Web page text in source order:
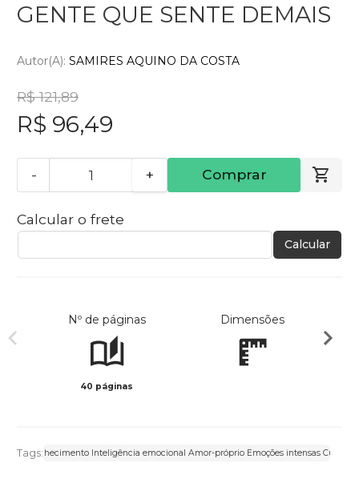
GENTE QUE SENTE DEMAIS
Autor(a): SAMIRES AQUINO DA COSTA
R$ 121,89
R$ 96,49
- + Comprar
Calcular o frete
Calcular
Nº de páginas
40 páginas
Dimensões
Tags:
Autoconhecimento Inteligência emocional Amor-próprio Emoções intensas Cura